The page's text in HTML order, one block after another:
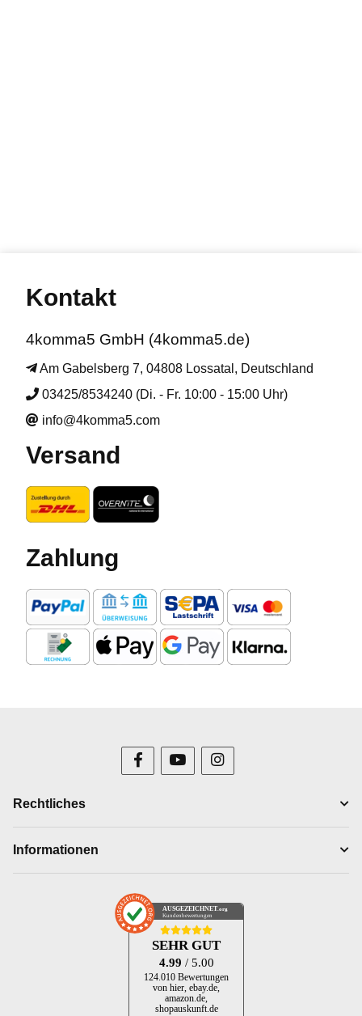
Kontakt
4komma5 GmbH (4komma5.de)
Am Gabelsberg 7, 04808 Lossatal, Deutschland
03425/8534240 (Di. - Fr. 10:00 - 15:00 Uhr)
info@4komma5.com
Versand
Zahlung
Rechtliches
Informationen
AUSGEZEICHNET .org
Kundenbewertungen
SEHR GUT
4.99 / 5.00
124.010 Bewertungen
von hier, ebay.de,
amazon.de,
shopauskunft.de